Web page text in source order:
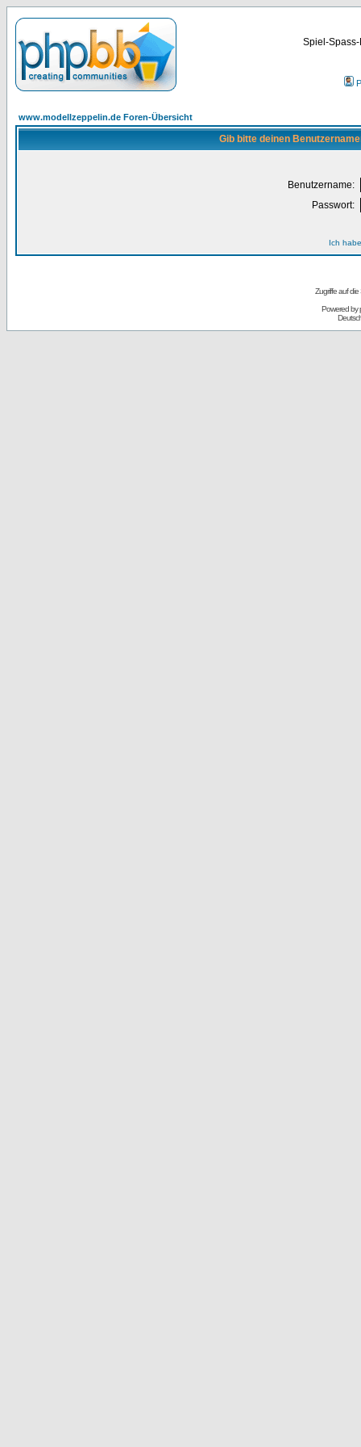
Spiel-
www.modellzeppelin.de Foren-Übersicht
Gib bitte deinen
Benutzername:
Passwort:
Ich
Zugriffe auf
Powered by